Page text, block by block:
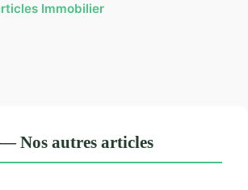
Immobilier
Nos autres articles